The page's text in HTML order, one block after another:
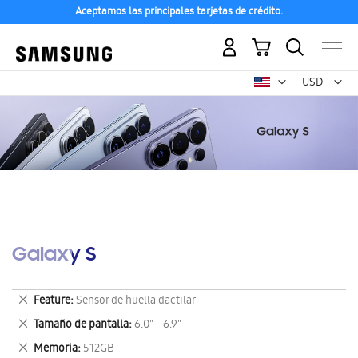
Aceptamos las principales tarjetas de crédito.
USD -
dólar
Mi carrito
Galaxy S
Feature Sensor de huella dactilar
Eliminar
este
artículo
Tamaño de pantalla 6.0" - 6.9"
Eliminar
este
Memoria 512GB
Eliminar